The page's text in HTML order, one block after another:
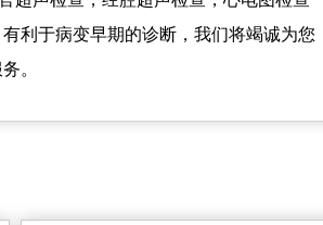
利于病变早期的诊断，我们将竭诚为您
。